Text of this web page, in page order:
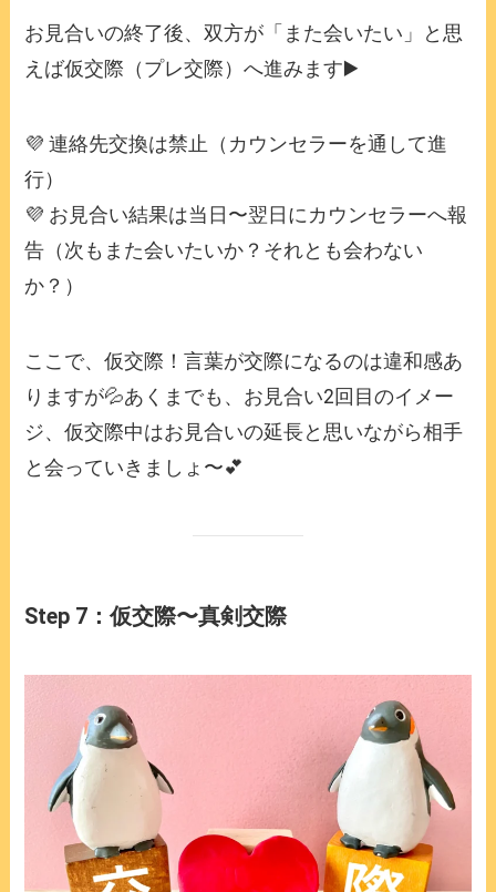
お見合いの終了後、双方が「また会いたい」と思
えば仮交際（プレ交際）へ進みます▶️
💜 連絡先交換は禁止（カウンセラーを通して進
行）
💜 お見合い結果は当日〜翌日にカウンセラーへ報
告（次もまた会いたいか？それとも会わない
か？）
ここで、仮交際！言葉が交際になるのは違和感あ
りますが💦あくまでも、お見合い2回目のイメー
ジ、仮交際中はお見合いの延長と思いながら相手
と会っていきましょ〜💕
Step 7：仮交際〜真剣交際